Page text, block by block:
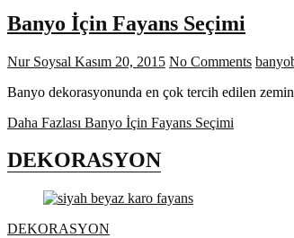
Banyo İçin Fayans Seçimi
Nur Soysal Kasım 20, 2015 No Comments banyo
Banyo dekorasyonunda en çok tercih edilen
Daha Fazlası Banyo İçin Fayans Seçimi
DEKORASYON
DEKORASYON